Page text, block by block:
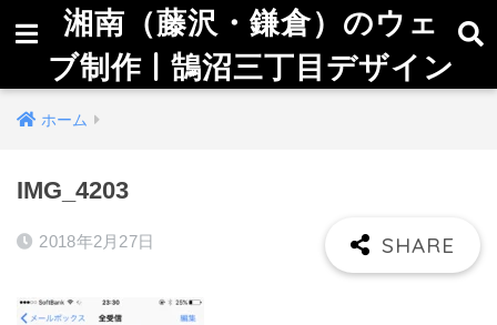
湘南（藤沢・鎌倉）のウェ
ブ制作 | 鵠沼三丁目デザイン
ホーム
IMG_4203
2018年2月27日